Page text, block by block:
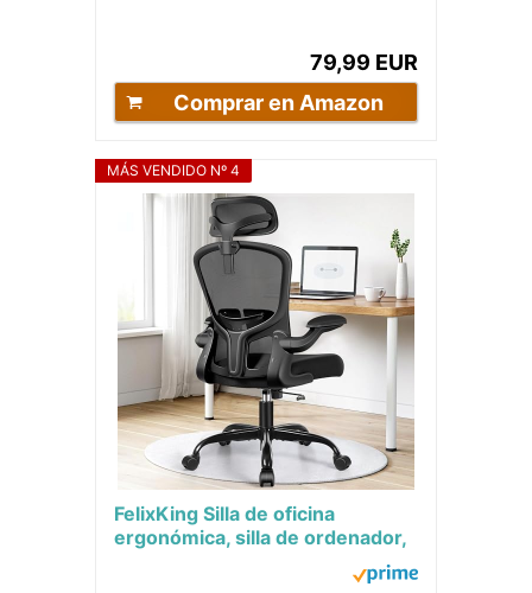
79,99 EUR
Comprar en Amazon
MÁS VENDIDO Nº 4
FelixKing Silla de oficina
ergonómica, silla de ordenador,